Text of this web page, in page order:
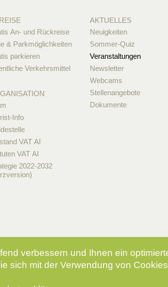
An- und Rückreise
& Parkmöglichkeiten
parkieren
Verkehrsmittel
Info
VAT AI
VAT AI
2022-2032
AKTUELLES
Neuigkeiten
Sommer-Quiz
Veranstaltungen
Newsletter
Webcams
Stellenangebote
Dokumente
verbessern und Ihnen ein
sich mit der Verwendung von